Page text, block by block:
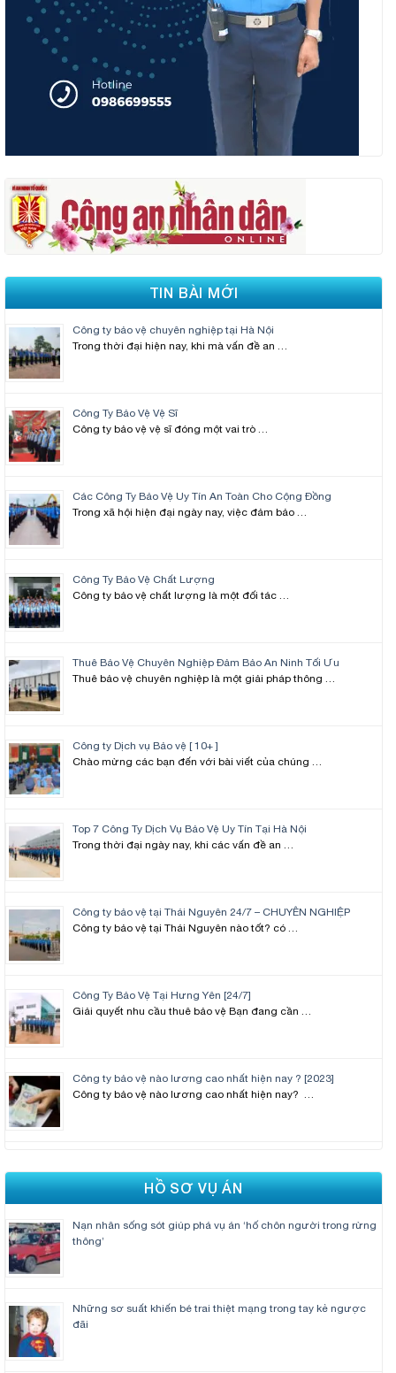
TIN BÀI MỚI
Công ty bảo vệ chuyên nghiệp tại Hà Nội
Trong thời đại hiện nay, khi mà vấn đề an …
Công Ty Bảo Vệ Vệ Sĩ
Công ty bảo vệ vệ sĩ đóng một vai trò …
Các Công Ty Bảo Vệ Uy Tín An Toàn Cho Cộng Đồng
Trong xã hội hiện đại ngày nay, việc đảm bảo …
Công Ty Bảo Vệ Chất Lượng
Công ty bảo vệ chất lượng là một đối tác …
Thuê Bảo Vệ Chuyên Nghiệp Đảm Bảo An Ninh Tối Ưu
Thuê bảo vệ chuyên nghiệp là một giải pháp thông …
Công ty Dịch vụ Bảo vệ [ 10+ ]
Chào mừng các bạn đến với bài viết của chúng …
Top 7 Công Ty Dịch Vụ Bảo Vệ Uy Tín Tại Hà Nội
Trong thời đại ngày nay, khi các vấn đề an …
Công ty bảo vệ tại Thái Nguyên 24/7 – CHUYÊN NGHIỆP
Công ty bảo vệ tại Thái Nguyên nào tốt? có …
Công Ty Bảo Vệ Tại Hưng Yên [24/7]
Giải quyết nhu cầu thuê bảo vệ Bạn đang cần …
Công ty bảo vệ nào lương cao nhất hiện nay ? [2023]
Công ty bảo vệ nào lương cao nhất hiện nay? …
HỒ SƠ VỤ ÁN
Nạn nhân sống sót giúp phá vụ án ‘hố chôn người trong rừng
thông’
Những sơ suất khiến bé trai thiệt mạng trong tay kẻ ngược
đãi